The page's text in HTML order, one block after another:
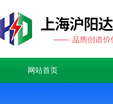
网站首页